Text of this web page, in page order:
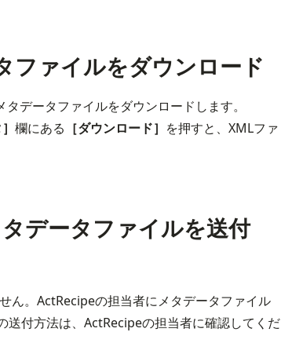
ファイルをダウンロード
欄にある ［ダウンロード］ を押すと、XMLファ
データファイルを送付
ん。ActRecipeの担当者にメタデータファイル
送付方法は、ActRecipeの担当者に確認してくだ